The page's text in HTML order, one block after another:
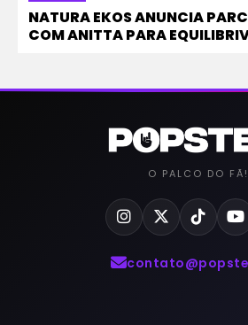
NATURA EKOS ANUNCIA
COM ANITTA PARA
O PALCO DO FÃ!